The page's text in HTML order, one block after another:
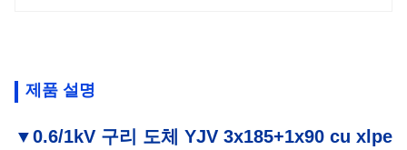
제품 설명
▼0.6/1kV 구리 도체 YJV 3x185+1x90 cu xlpe